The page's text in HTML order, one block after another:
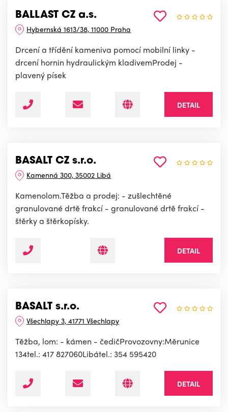
BALLAST CZ a.s.
Hybernská 1613/38, 11000 Praha
Drcení a třídění kameniva pomocí mobilní linky -
drcení hornin hydraulickým kladivemProdej -
plavený písek
DETAIL
BASALT CZ s.r.o.
Kamenná 300, 35002 Libá
Kamenolom.Těžba a prodej: - zušlechtěné
granulované drtě frakcí - granulované drtě frakcí -
štěrky a štěrkopísky.
DETAIL
BASALT s.r.o.
Všechlapy 3, 41771 Všechlapy
Těžba, lom: - kámen - čedičProvozovny:Měrunice
134tel.: 417 827060Libátel.: 354 595420
DETAIL